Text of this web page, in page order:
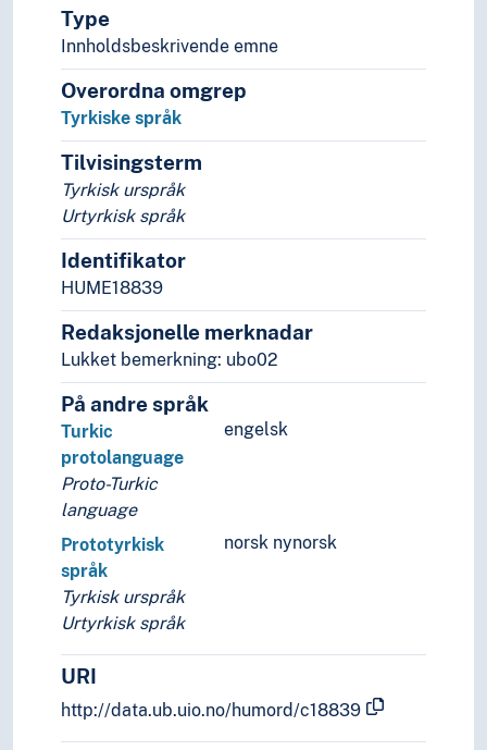
Uralske språk
Viet-muong språk
Substrat
Særspråk
Truede språk
Verdensspråk
Språkevnen
Språkhistorie
Tid i enheter, stadier og perioder
Type
Innholdsbeskrivende emne
Overordna omgrep
Tyrkiske språk
Tilvisingsterm
Tyrkisk urspråk
Urtyrkisk språk
Identifikator
HUME18839
Redaksjonelle merknadar
Lukket bemerkning: ubo02
På andre språk
engelsk
Turkic
protolanguage
Proto-Turkic
language
norsk nynorsk
Prototyrkisk
språk
Tyrkisk urspråk
Urtyrkisk språk
URI
http://data.ub.uio.no/humord/c18839